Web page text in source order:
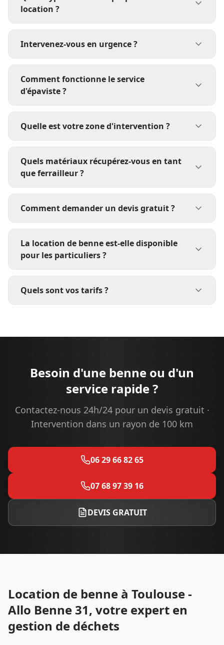
location ?
Intervenez-vous en urgence ?
Comment fonctionne le service
d'épaviste ?
Quelle est votre zone d'intervention ?
Quels matériaux récupérez-vous en tant
que ferrailleur ?
Comment demander un devis gratuit ?
La location de benne est-elle disponible
pour les particuliers ?
Quels sont vos tarifs ?
Besoin d'une benne ou d'un
service rapide ?
Contactez-nous 24h/24 pour un devis gratuit ·
Intervention dans un rayon de 100 km
06 29 66 82 65
07 68 97 39 16
DEVIS GRATUIT
Location de benne à Toulouse -
Allo Benne 31, votre expert en
gestion de déchets